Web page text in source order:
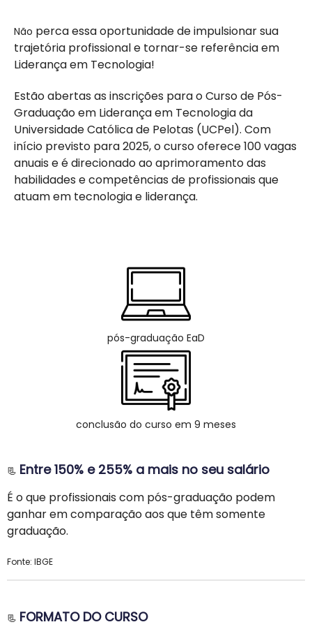
Não perca essa oportunidade de impulsionar sua
trajetória profissional e tornar-se referência em
Liderança em Tecnologia!
Estão abertas as inscrições para o Curso de Pós-
Graduação em Liderança em Tecnologia da
Universidade Católica de Pelotas (UCPel). Com
início previsto para 2025, o curso oferece 100 vagas
anuais e é direcionado ao aprimoramento das
habilidades e competências de profissionais que
atuam em tecnologia e liderança.
pós-graduação EaD
conclusão do curso em 9 meses
📃 Entre 150% e 255% a mais no seu salário
É o que profissionais com pós-graduação podem
ganhar em comparação aos que têm somente
graduação.
Fonte: IBGE
📃 FORMATO DO CURSO